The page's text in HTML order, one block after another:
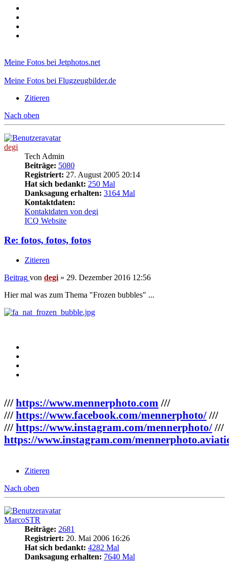
Meine Fotos bei Jetphotos.net
Meine Fotos bei Flugzeugbilder.de
Zitieren
Nach oben
degi
Tech Admin
Beiträge: 5080
Registriert: 27. August 2005 20:14
Hat sich bedankt: 250 Mal
Danksagung erhalten: 3164 Mal
Kontaktdaten:
Kontaktdaten von degi
ICQ Website
Re: fotos, fotos, fotos
Zitieren
Beitrag von degi » 29. Dezember 2016 12:56
Hier mal was zum Thema "Frozen bubbles" ...
/// https://www.mennerphoto.com ///
/// https://www.facebook.com/mennerphoto/ ///
/// https://www.instagram.com/mennerphoto/ ///
https://www.instagram.com/
Zitieren
Nach oben
MarcoSTR
Beiträge: 2681
Registriert: 20. Mai 2006 16:26
Hat sich bedankt: 4282 Mal
Danksagung erhalten: 7640 Mal